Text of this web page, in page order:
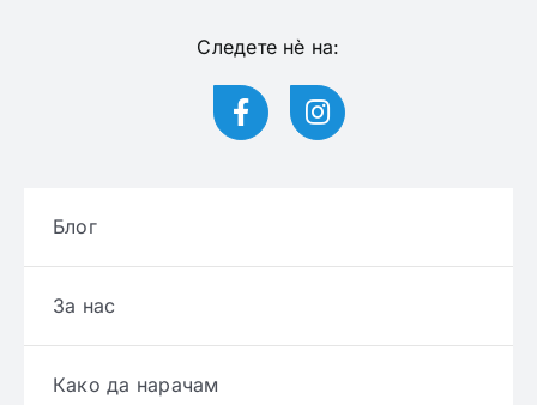
Следете нѐ на:
Блог
За нас
Како да нарачам